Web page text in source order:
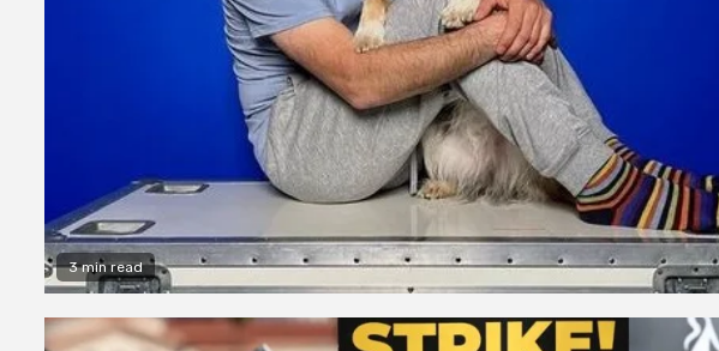
3 min read